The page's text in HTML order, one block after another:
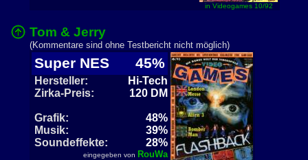
in Videogames 10/92
Tom & Jerry
(Kommentare sind ohne Testbericht nicht möglich)
Super NES 45%
Hersteller:
Hi-Tech
Zirka-Preis:
120 DM
Grafik:
48%
Musik:
39%
Soundeffekte:
28%
eingegeben von RouWa